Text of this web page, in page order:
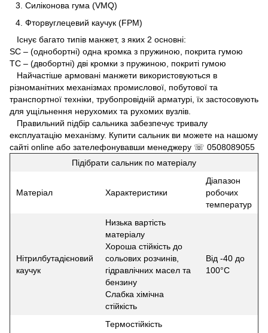
Силіконова гума (VMQ)
Фторвуглецевий каучук (FPM)
Існує багато типів манжет, з яких 2 основні:
SC – (однобортні) одна кромка з пружиною, покрита гумою
TC – (двобортні) дві кромки з пружиною, покриті гумою
Найчастіше армовані манжети використовуються в
різноманітних механізмах промислової, побутової та
транспортної техніки, трубопровідній арматурі, їх застосовують
для ущільнення нерухомих та рухомих вузлів.
Правильний підбір сальника забезпечує тривалу
експлуатацію механізму. Купити сальник ви можете на нашому
сайті online або зателефонувавши менеджеру ☏ 0508089055
Підібрати сальник по матеріалу
Матеріал Характеристики
Діапазон
робочих
температур
Нітрилбутадієновий
каучук
Низька вартість
матеріалу
Хороша стійкість до
сольових розчинів,
гідравлічних масел та
бензину
Слабка хімічна
стійкість
Від -40 до
100°С
Термостійкість